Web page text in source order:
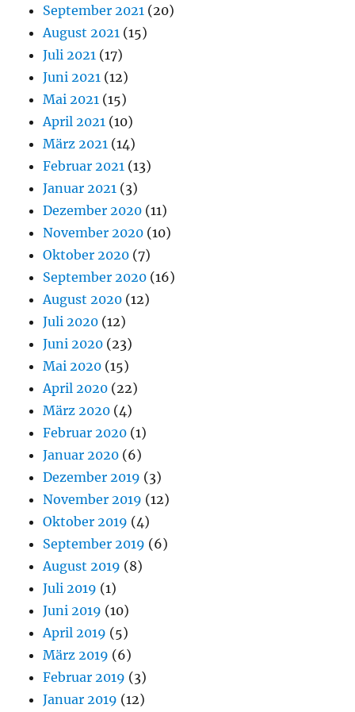
September 2021 (20)
August 2021 (15)
Juli 2021 (17)
Juni 2021 (12)
Mai 2021 (15)
April 2021 (10)
März 2021 (14)
Februar 2021 (13)
Januar 2021 (3)
Dezember 2020 (11)
November 2020 (10)
Oktober 2020 (7)
September 2020 (16)
August 2020 (12)
Juli 2020 (12)
Juni 2020 (23)
Mai 2020 (15)
April 2020 (22)
März 2020 (4)
Februar 2020 (1)
Januar 2020 (6)
Dezember 2019 (3)
November 2019 (12)
Oktober 2019 (4)
September 2019 (6)
August 2019 (8)
Juli 2019 (1)
Juni 2019 (10)
April 2019 (5)
März 2019 (6)
Februar 2019 (3)
Januar 2019 (12)